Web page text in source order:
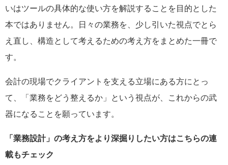
いはツールの具体的な使い方を解説することを目的とした
本ではありません。日々の業務を、少し引いた視点でとら
え直し、構造として考えるための考え方をまとめた一冊で
す。
会計の現場でクライアントを支える立場にある方にとっ
て、「業務をどう整えるか」という視点が、これからの武
器になることを願っています。
「業務設計」の考え方をより深掘りしたい方はこちらの連
載もチェック